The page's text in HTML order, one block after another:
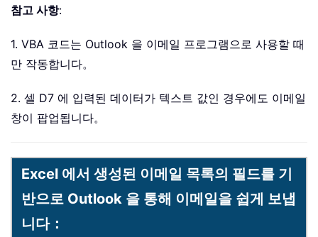
참고 사항:
1. VBA 코드는 Outlook 을 이메일 프로그램으로 사용할 때
만 작동합니다。
2. 셀 D7 에 입력된 데이터가 텍스트 값인 경우에도 이메일
창이 팝업됩니다。
Excel 에서 생성된 이메일 목록의 필드를 기
반으로 Outlook 을 통해 이메일을 쉽게 보냅
니다：